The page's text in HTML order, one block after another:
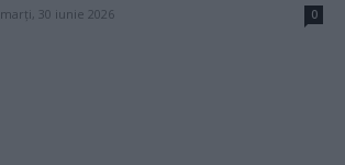
marți, 30 iunie 2026 0